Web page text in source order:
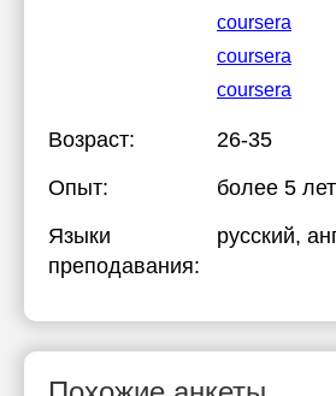
coursera
coursera
coursera
Возраст:
26-35
Опыт:
более 5 лет
Языки
преподавания:
русский,